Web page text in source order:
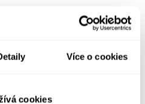
Více o cookies
cookies